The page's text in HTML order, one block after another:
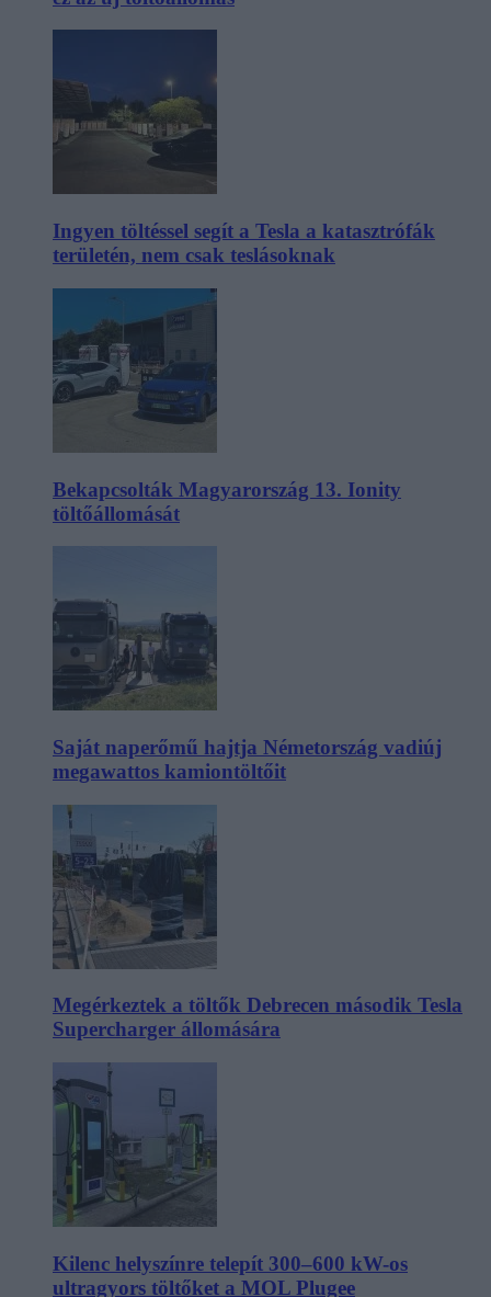
Ingyen töltéssel segít a Tesla a katasztrófák
területén, nem csak teslásoknak
Bekapcsolták Magyarország 13. Ionity
töltőállomását
Saját naperőmű hajtja Németország vadiúj
megawattos kamiontöltőit
Megérkeztek a töltők Debrecen második Tesla
Supercharger állomására
Kilenc helyszínre telepít 300–600 kW-os
ultragyors töltőket a MOL Plugee